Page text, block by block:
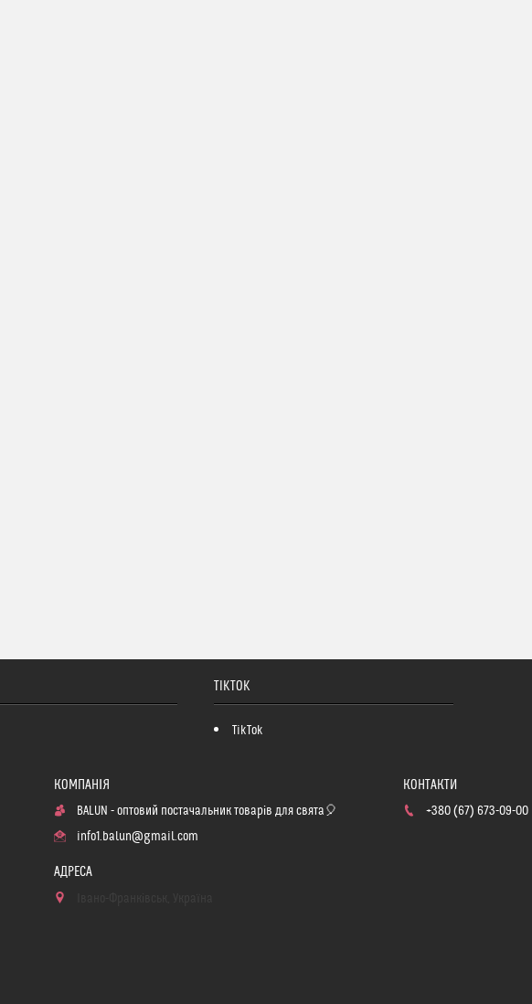
TIKTOK
TikTok
BALUN - оптовий постачальник товарів для свята🎈
info1.balun@gmail.com
+380 (67) 673-09-00